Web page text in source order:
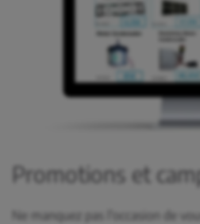
Promotions et
Ne manquez pas l'occasion de